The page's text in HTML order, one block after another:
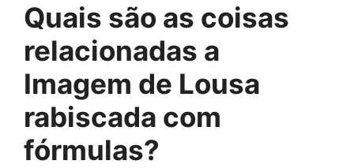
Quais são as coisas
relacionadas a
Imagem de Lousa
rabiscada com
fórmulas?